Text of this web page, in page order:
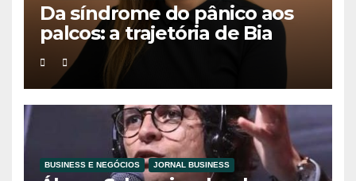
Da síndrome do pânico aos
palcos: a trajetória de Bia
Holmes inspira uma nova
geração de mulheres líderes
BUSINESS E NEGÓCIOS JORNAL BUSINESS